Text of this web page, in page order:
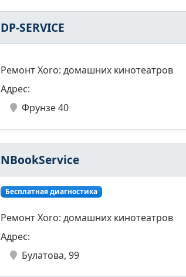
DP-SERVICE
Ремонт Xoro: домашних кинотеатров
Адрес:
Фрунзе 40
NBookService
Бесплатная диагностика
Ремонт Xoro: домашних кинотеатров
Адрес:
Булатова, 99